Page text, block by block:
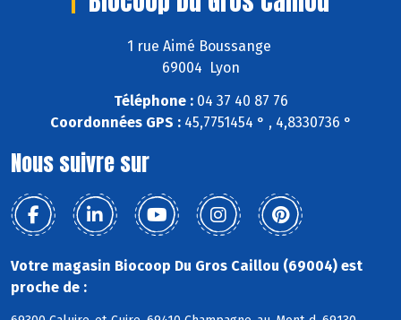
1 rue Aimé Boussange
69004 Lyon
Téléphone :04 37 40 87 76
Coordonnées GPS :45,7751454 ° , 4,8330736 °
Nous suivre sur
Votre magasin Biocoop Du Gros Caillou (69004) est
proche de :